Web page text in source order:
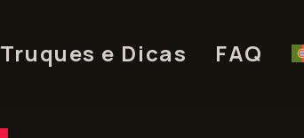
Truques e Dicas FAQ